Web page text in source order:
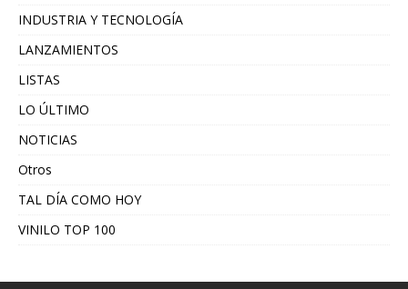
INDUSTRIA Y TECNOLOGÍA
LANZAMIENTOS
LISTAS
LO ÚLTIMO
NOTICIAS
Otros
TAL DÍA COMO HOY
VINILO TOP 100